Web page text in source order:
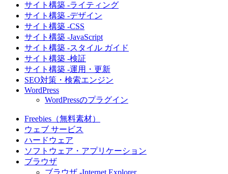
サイト構築 -ライティング
サイト構築 -デザイン
サイト構築 -CSS
サイト構築 -JavaScript
サイト構築 -スタイル ガイド
サイト構築 -検証
サイト構築 -運用・更新
SEO対策・検索エンジン
WordPress
WordPressのプラグイン
Freebies（無料素材）
ウェブ サービス
ハードウェア
ソフトウェア・アプリケーション
ブラウザ
ブラウザ -Internet Explorer